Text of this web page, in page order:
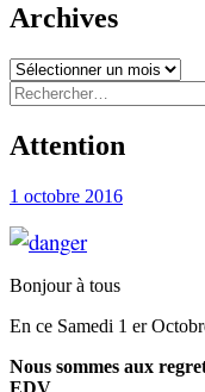
Archives
Archives
Rechercher :
Attention
1 octobre 2016
Bonjour à tous
En ce Samedi 1 er
Nous sommes aux
EDV